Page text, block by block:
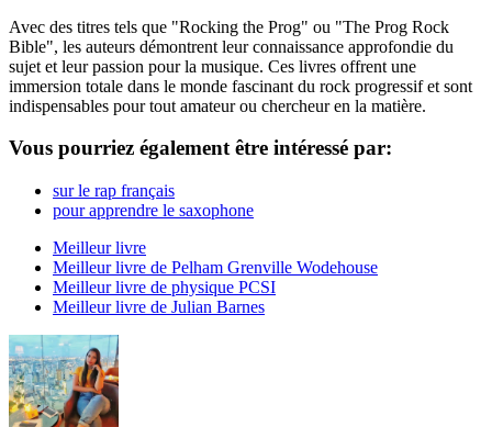
Avec des titres tels que "Rocking the Prog" ou "The Prog Rock
Bible", les auteurs démontrent leur connaissance approfondie du
sujet et leur passion pour la musique. Ces livres offrent une
immersion totale dans le monde fascinant du rock progressif et sont
indispensables pour tout amateur ou chercheur en la matière.
Vous pourriez également être intéressé par:
sur le rap français
pour apprendre le saxophone
Meilleur livre
Meilleur livre de Pelham Grenville Wodehouse
Meilleur livre de physique PCSI
Meilleur livre de Julian Barnes